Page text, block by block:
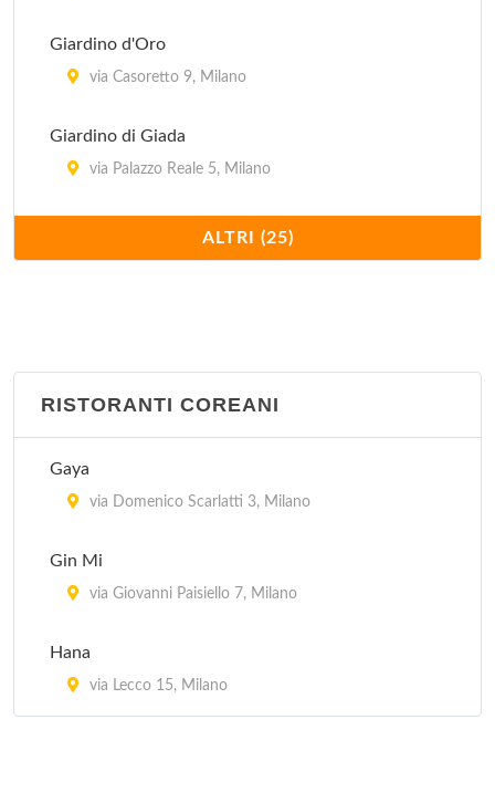
Giardino d'Oro
via Casoretto 9, Milano
Giardino di Giada
via Palazzo Reale 5, Milano
via Giovanni Schiapparelli 5, Milano
Jubin
Kota Radja
Lon Fon
Mei Lin
via San Giovanni sul Muro 13, Milano
ALTRI (25)
RISTORANTI COREANI
Gaya
via Domenico Scarlatti 3, Milano
Gin Mi
via Giovanni Paisiello 7, Milano
Hana
via Lecco 15, Milano